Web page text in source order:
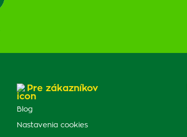
Pre zákazníkov
Blog
Nastavenia cookies